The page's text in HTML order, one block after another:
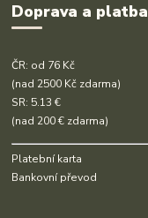
Doprava a platba
ČR: od 76 Kč
(nad 2500 Kč zdarma)
SR: 5.13 €
(nad 200 € zdarma)
Platební karta
Bankovní převod